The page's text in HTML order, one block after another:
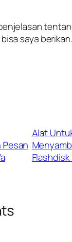
saya
Alat
Flashdisk